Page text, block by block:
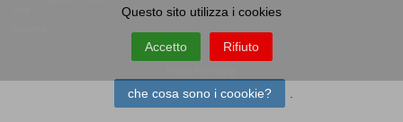
Questo sito utilizza i cookies
Accetto Rifiuto
che cosa sono i coookie? .